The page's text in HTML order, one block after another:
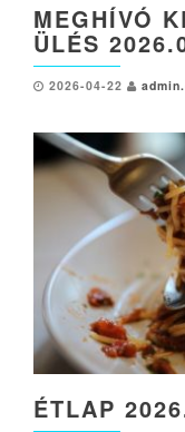
MEGHÍVÓ
ÜLÉS
2026-04-22
ÉTLAP